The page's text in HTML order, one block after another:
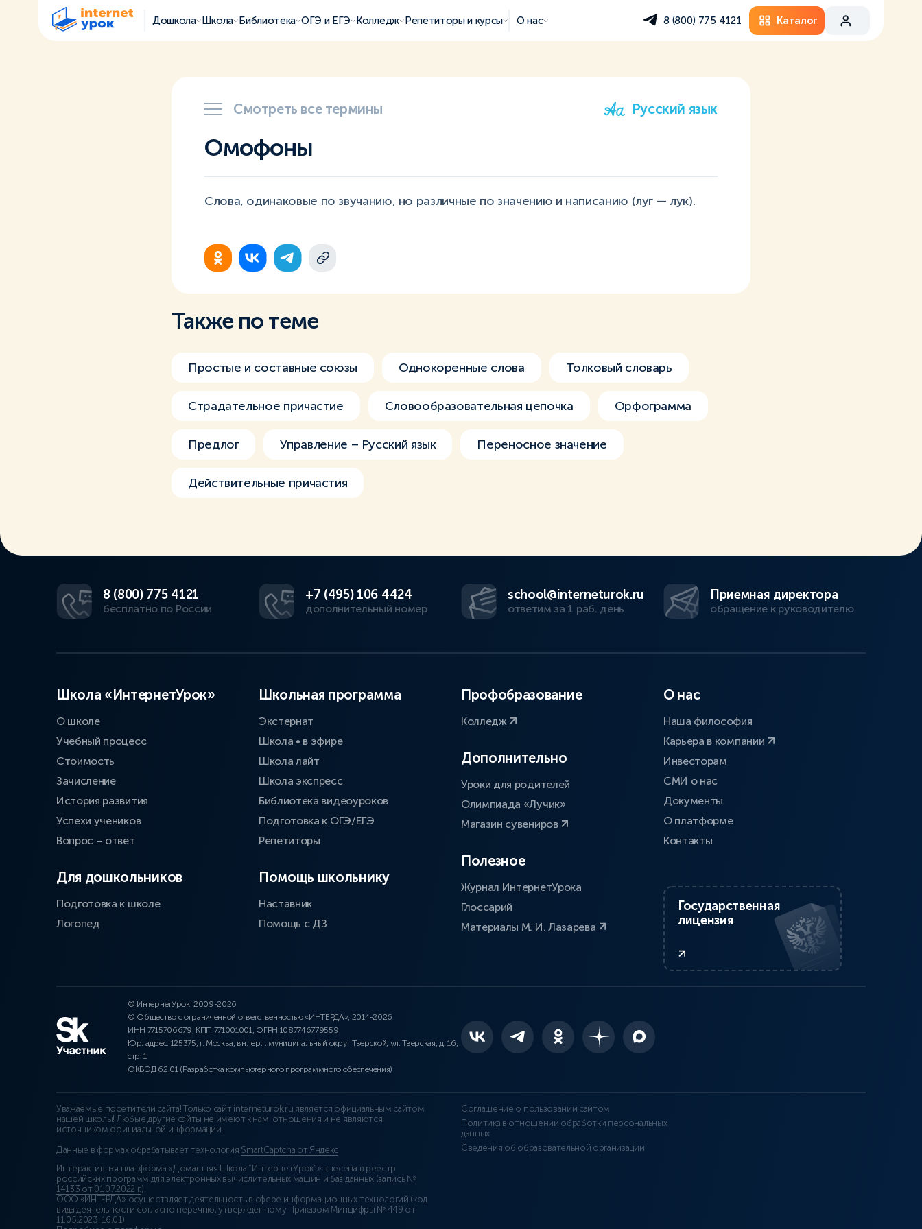
Дошкола Школа Библиотека ОГЭ и ЕГЭ Колледж Репетиторы и курсы О нас 8 (800) 775 4121 Каталог
Смотреть все термины Русский язык
Омофоны
Слова, одинаковые по звучанию, но различные по значению и написанию (луг — лук).
Также по теме
Простые и составные союзы Однокоренные слова Толковый словарь
Страдательное причастие Словообразовательная цепочка Орфограмма
Предлог Управление – Русский язык Переносное значение
Действительные причастия
8 (800) 775 4121
бесплатно по России
+7 (495) 106 4424
дополнительный номер
school@interneturok.ru
ответим за 1 раб. день
Приемная директора
обращение к руководителю
Школа «ИнтернетУрок»
О школе
Учебный процесс
Стоимость
Зачисление
История развития
Успехи учеников
Вопрос – ответ
Для дошкольников
Подготовка к школе
Логопед
Школьная программа
Экстернат
Школа • в эфире
Школа лайт
Школа экспресс
Библиотека видеоуроков
Подготовка к ОГЭ/ЕГЭ
Репетиторы
Помощь школьнику
Наставник
Помощь с ДЗ
Профобразование
Колледж
Дополнительно
Уроки для родителей
Олимпиада «Лучик»
Магазин сувениров
Полезное
Журнал ИнтернетУрока
Глоссарий
Материалы М. И. Лазарева
О нас
Наша философия
Карьера в компании
Инвесторам
СМИ о нас
Документы
О платформе
Контакты
Государственная
лицензия
© ИнтернетУрок, 2009-2026
© Общество с ограниченной ответственностью «ИНТЕРДА», 2014-2026
ИНН 7715706679, КПП 771001001, ОГРН 1087746779559
Юр. адрес: 125375, г. Москва, вн.тер.г. муниципальный округ Тверской, ул. Тверская, д. 16,
стр. 1
ОКВЭД 62.01 (Разработка компьютерного программного обеспечения)
Уважаемые посетители сайта! Только сайт interneturok.ru является официальным сайтом
нашей школы! Любые другие сайты не имеют к нам отношения и не являются
источником официальной информации.
Данные в формах обрабатывает технология SmartCaptcha от Яндекс
Интерактивная платформа «Домашняя Школа “ИнтернетУрок”» внесена в реестр
российских программ для электронных вычислительных машин и баз данных (запись №
14133 от 01.07.2022 г.).
ООО «ИНТЕРДА» осуществляет деятельность в сфере информационных технологий (код
вида деятельности согласно перечню, утверждённому Приказом Минцифры № 449 от
11.05.2023: 16.01)
Соглашение о пользовании сайтом
Политика в отношении обработки персональных
данных
Сведения об образовательной организации